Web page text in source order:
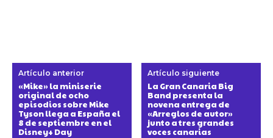
Artículo anterior
«Mike» la miniserie
original de ocho
episodios sobre Mike
Tyson llega a España el
8 de septiembre en el
Disney+ Day
Artículo siguiente
La Gran Canaria Big
Band presenta la
novena entrega de
«Arreglos de autor»
junto a tres grandes
voces canarias